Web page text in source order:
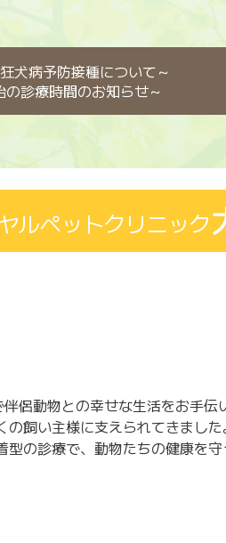
犬病予防接種について～
の診療時間のお知らせ～
ルペットクリニック
侶動物との幸せな生活をお手
飼い主様に支えられてきまし
の診療で、動物たちの健康を